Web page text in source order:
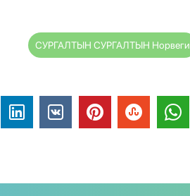
СУРГАЛТЫН СУРГАЛТЫН Норвеги